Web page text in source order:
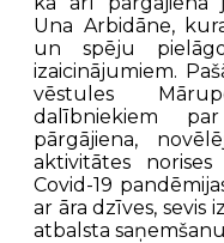
Una Arbidāne,
un spēju
izaicinājumiem.
vēstules
dalībniekiem
pārgājiena,
aktivitātes
Covid-19
ar āra dzīves, sevis
atbalsta